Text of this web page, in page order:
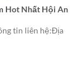
Hot Nhất Hội An
tin liên hệ:Địa